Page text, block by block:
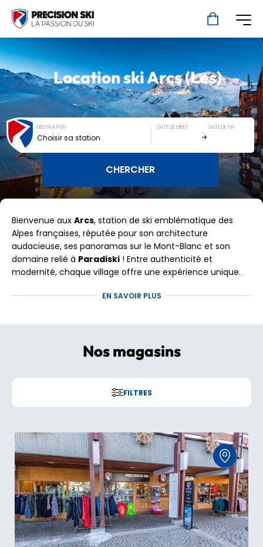
Location skiArcs (Les)
DESTINATION
Choisir sa station
DATE DE DÉBUT DATE DE FIN
Bienvenue aux Arcs, station de ski emblématique des
Alpes françaises, réputée pour son architecture
audacieuse, ses panoramas sur le Mont-Blanc et son
domaine relié à Paradiski ! Entre authenticité et
modernité, chaque village offre une expérience unique.
Faites confiance à Precision Ski Rent et réservez votre
EN SAVOIR PLUS
Nos magasins
FILTRES